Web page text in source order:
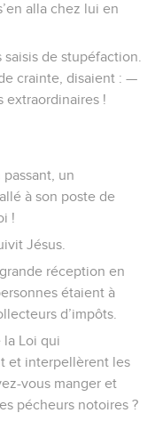
alla chez lui en
de stupéfaction.
crainte, disaient : —
extraordinaires !
passant, un
à son poste de
!
Jésus.
réception en
étaient à
d’impôts.
la Loi qui
et interpellèrent les
vous manger et
pécheurs notoires ?